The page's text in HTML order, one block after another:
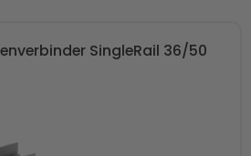
SingleRail 36/50